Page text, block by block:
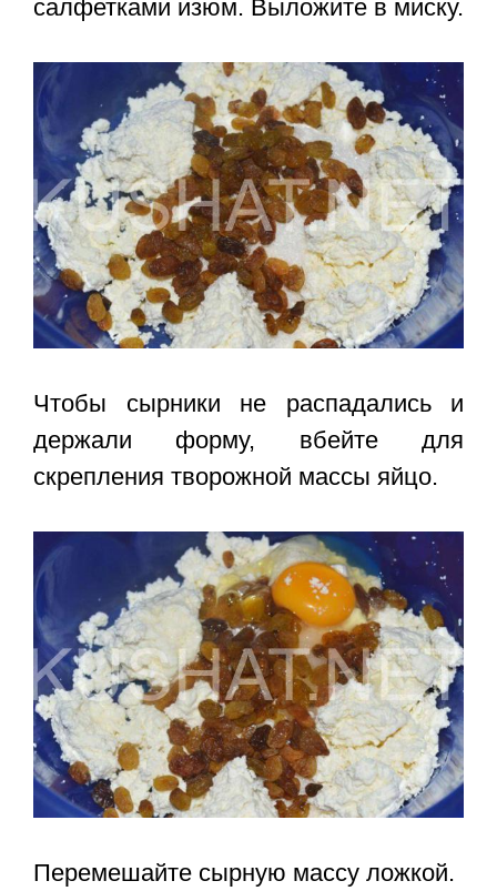
салфетками изюм. Выложите в миску.
Чтобы сырники не распадались и
держали форму, вбейте для
скрепления творожной массы яйцо.
Перемешайте сырную массу ложкой.